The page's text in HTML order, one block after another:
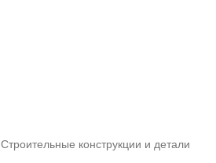
Строительные конструкции и детали